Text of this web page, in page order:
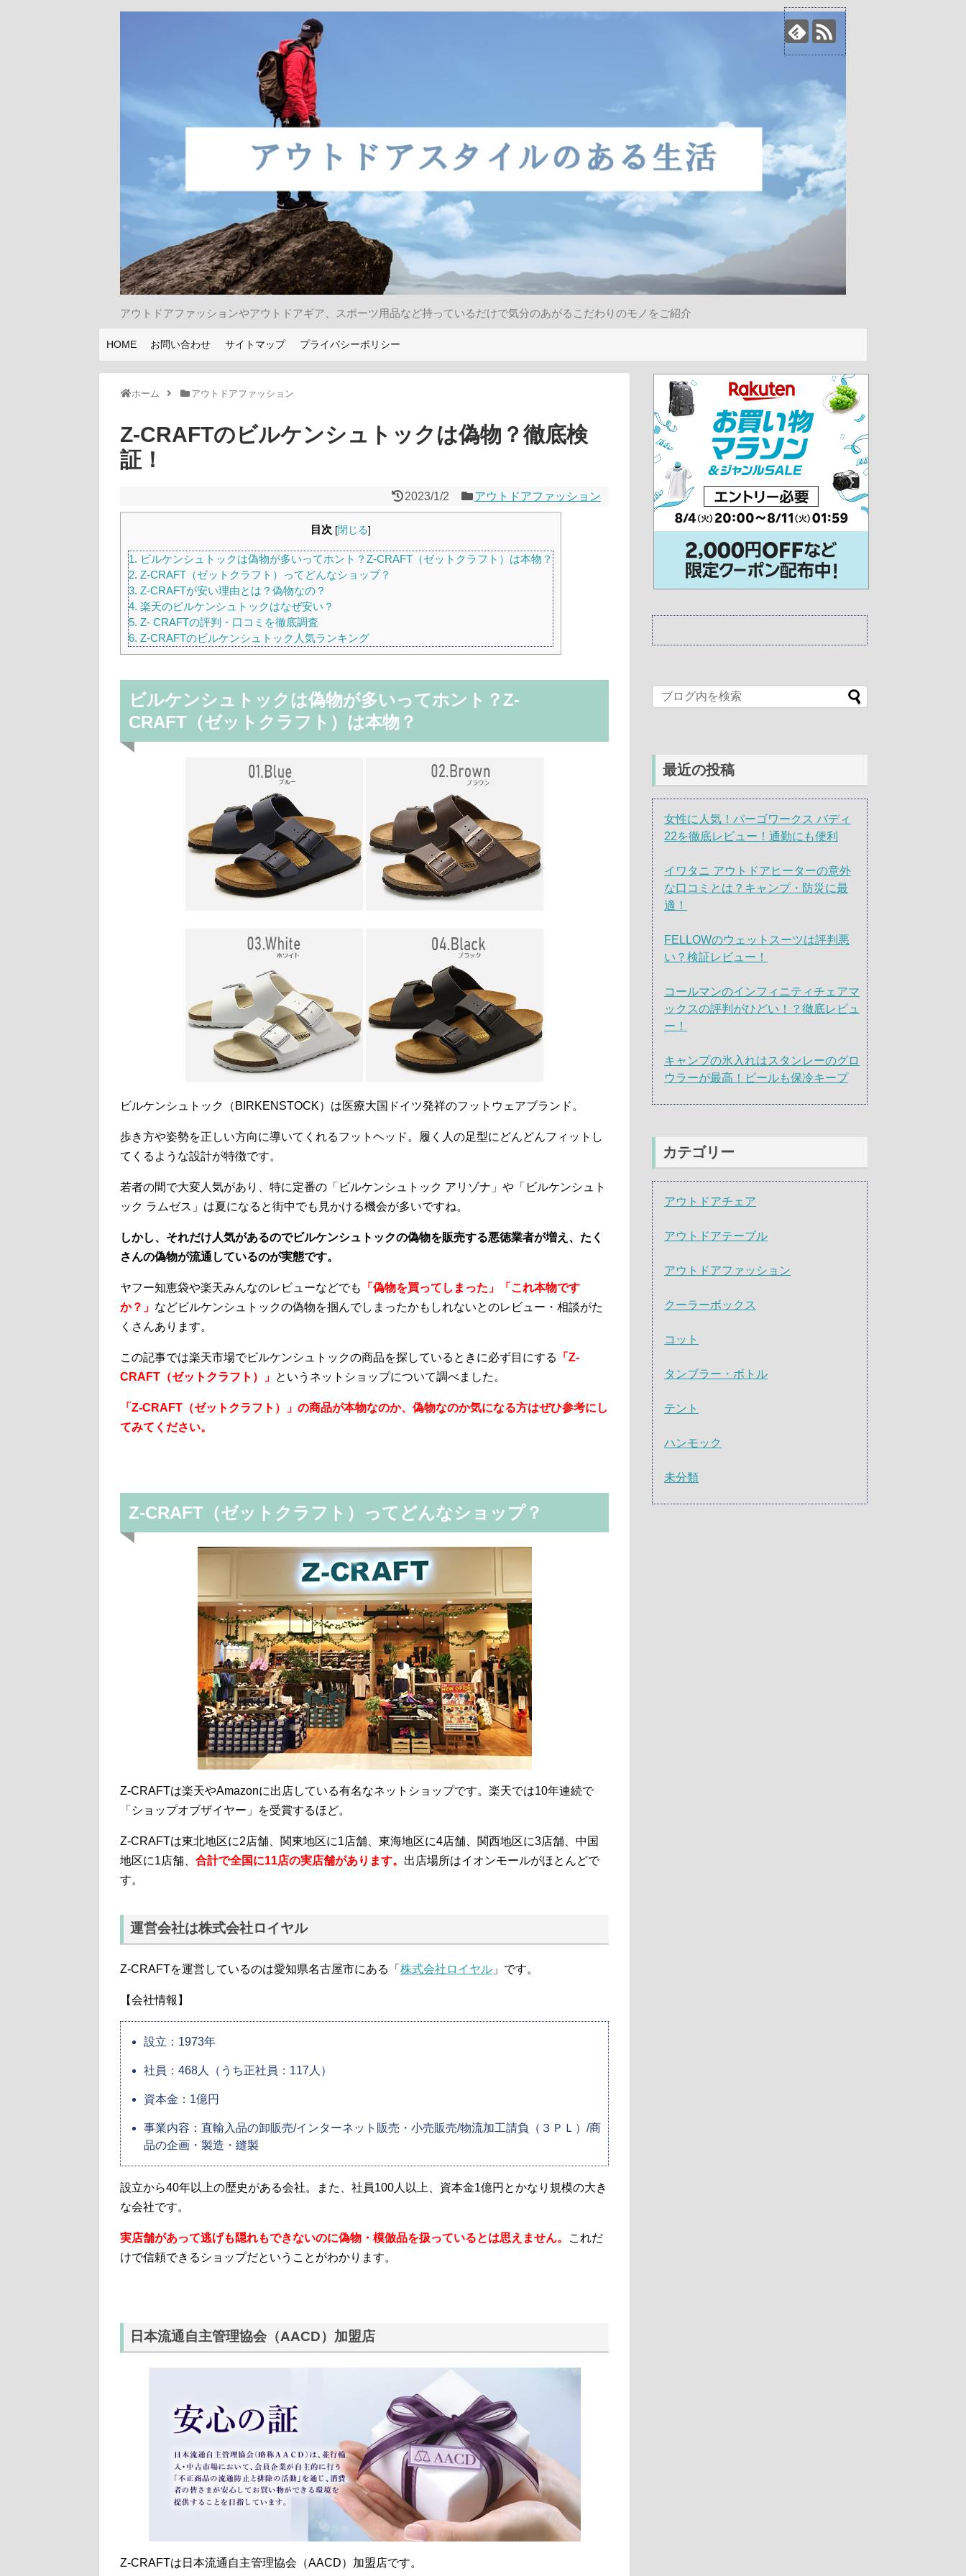
アウトドアファッションやアウトドアギア、スポーツ用品など持っているだけで気分のあがるこだわりのモノをご紹介
HOME お問い合わせ サイトマップ プライバシーポリシー
ホーム アウトドアファッション
Z-CRAFTのビルケンシュトックは偽物？徹底検
証！
2023/1/2 アウトドアファッション
目次 [閉じる]
1. ビルケンシュトックは偽物が多いってホント？Z-CRAFT（ゼットクラフト）は本物？
2. Z-CRAFT（ゼットクラフト）ってどんなショップ？
3. Z-CRAFTが安い理由とは？偽物なの？
4. 楽天のビルケンシュトックはなぜ安い？
5. Z- CRAFTの評判・口コミを徹底調査
6. Z-CRAFTのビルケンシュトック人気ランキング
ビルケンシュトックは偽物が多いってホント？Z-
CRAFT（ゼットクラフト）は本物？
ビルケンシュトック（BIRKENSTOCK）は医療大国ドイツ発祥のフットウェアブランド。
歩き方や姿勢を正しい方向に導いてくれるフットヘッド。履く人の足型にどんどんフィットし
てくるような設計が特徴です。
若者の間で大変人気があり、特に定番の「ビルケンシュトック アリゾナ」や「ビルケンシュト
ック ラムゼス」は夏になると街中でも見かける機会が多いですね。
しかし、それだけ人気があるのでビルケンシュトックの偽物を販売する悪徳業者が増え、たく
さんの偽物が流通しているのが実態です。
ヤフー知恵袋や楽天みんなのレビューなどでも
「偽物を買ってしまった」「これ本物です
か？」 などビルケンシュトックの偽物を掴んでしまったかもしれないとのレビュー・相談がた
くさんあります。
この記事では楽天市場でビルケンシュトックの商品を探しているときに必ず目にする
「Z-
CRAFT（ゼットクラフト）」 というネットショップについて調べました。
「Z-CRAFT（ゼットクラフト）」の商品が本物なのか、偽物なのか気になる方はぜひ参考にし
てみてください。
Z-CRAFT（ゼットクラフト）ってどんなショップ？
Z-CRAFTは楽天やAmazonに出店している有名なネットショップです。楽天では10年連続で
「ショップオブザイヤー」を受賞するほど。
Z-CRAFTは東北地区に2店舗、関東地区に1店舗、東海地区に4店舗、関西地区に3店舗、中国
地区に1店舗、 合計で全国に11店の実店舗があります。 出店場所はイオンモールがほとんどで
す。
運営会社は株式会社ロイヤル
Z-CRAFTを運営しているのは愛知県名古屋市にある「 株式会社ロイヤル 」です。
【会社情報】
設立：1973年
社員：468人（うち正社員：117人）
資本金：1億円
事業内容：直輸入品の卸販売/インターネット販売・小売販売/物流加工請負（３ＰＬ）/商
品の企画・製造・縫製
設立から40年以上の歴史がある会社。また、社員100人以上、資本金1億円とかなり規模の大き
な会社です。
実店舗があって逃げも隠れもできないのに偽物・模倣品を扱っているとは思えません。
これだ
けで信頼できるショップだということがわかります。
日本流通自主管理協会（AACD）加盟店
Z-CRAFTは日本流通自主管理協会（AACD）加盟店です。
最近の投稿
女性に人気！パーゴワークス バディ
22を徹底レビュー！通勤にも便利
イワタニ アウトドアヒーターの意外
な口コミとは？キャンプ・防災に最
適！
FELLOWのウェットスーツは評判悪
い？検証レビュー！
コールマンのインフィニティチェアマ
ックスの評判がひどい！？徹底レビュ
ー！
キャンプの氷入れはスタンレーのグロ
ウラーが最高！ビールも保冷キープ
カテゴリー
アウトドアチェア
アウトドアテーブル
アウトドアファッション
クーラーボックス
コット
タンブラー・ボトル
テント
ハンモック
未分類